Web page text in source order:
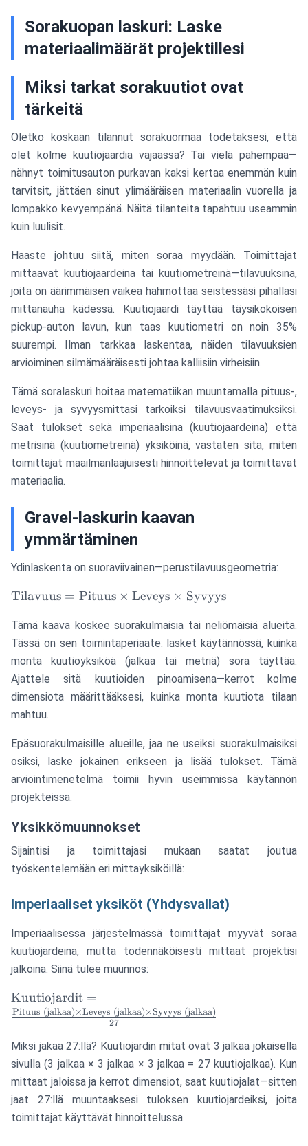
Sorakuopan laskuri: Laske
materiaalimäärät projektillesi
Miksi tarkat sorakuutiot ovat
tärkeitä
Oletko koskaan tilannut sorakuormaa todetaksesi, että
olet kolme kuutiojaardia vajaassa? Tai vielä pahempaa—
nähnyt toimitusauton purkavan kaksi kertaa enemmän kuin
tarvitsit, jättäen sinut ylimääräisen materiaalin vuorella ja
lompakko kevyempänä. Näitä tilanteita tapahtuu useammin
kuin luulisit.
Haaste johtuu siitä, miten soraa myydään. Toimittajat
mittaavat kuutiojaardeina tai kuutiometreinä—tilavuuksina,
joita on äärimmäisen vaikea hahmottaa seistessäsi pihallasi
mittanauha kädessä. Kuutiojaardi täyttää täysikokoisen
pickup-auton lavun, kun taas kuutiometri on noin 35%
suurempi. Ilman tarkkaa laskentaa, näiden tilavuuksien
arvioiminen silmämääräisesti johtaa kalliisiin virheisiin.
Tämä soralaskuri hoitaa matematiikan muuntamalla pituus-,
leveys- ja syvyysmittasi tarkoiksi tilavuusvaatimuksiksi.
Saat tulokset sekä imperiaalisina (kuutiojaardeina) että
metrisinä (kuutiometreinä) yksiköinä, vastaten sitä, miten
toimittajat maailmanlaajuisesti hinnoittelevat ja toimittavat
materiaalia.
Gravel-laskurin kaavan
ymmärtäminen
Ydinlaskenta on suoraviivainen—perustilavuusgeometria:
\text{Tilavuus}
\text{Pituus}
\times
\text{Leveys}
\times
\text{Syvyys}
Tilavuus = Pituus × Leveys × Syvyys
Tämä kaava koskee suorakulmaisia tai neliömäisiä alueita.
Tässä on sen toimintaperiaate: lasket käytännössä, kuinka
monta kuutioyksiköä (jalkaa tai metriä) sora täyttää.
Ajattele sitä kuutioiden pinoamisena—kerrot kolme
dimensiota määrittääksesi, kuinka monta kuutiota tilaan
mahtuu.
Epäsuorakulmaisille alueille, jaa ne useiksi suorakulmaisiksi
osiksi, laske jokainen erikseen ja lisää tulokset. Tämä
arviointimenetelmä toimii hyvin useimmissa käytännön
projekteissa.
Yksikkömuunnokset
Sijaintisi ja toimittajasi mukaan saatat joutua
työskentelemään eri mittayksiköillä:
Imperiaaliset yksiköt (Yhdysvallat)
Imperiaalisessa järjestelmässä toimittajat myyvät soraa
kuutiojardeina, mutta todennäköisesti mittaat projektisi
jalkoina. Siinä tulee muunnos:
\text{Kuutiojardit}
=
\frac{\text{Pituus
(jalkaa)} \times
\text{Leveys
(jalkaa)} \times
\text{Syvyys
(jalkaa)}}{27}
Kuutiojardit =
27
Pituus (jalkaa)×Leveys (jalkaa)×Syvyys (jalkaa)
Miksi jakaa 27:llä? Kuutiojardin mitat ovat 3 jalkaa jokaisella
sivulla (3 jalkaa × 3 jalkaa × 3 jalkaa = 27 kuutiojalkaa). Kun
mittaat jaloissa ja kerrot dimensiot, saat kuutiojalat—sitten
jaat 27:llä muuntaaksesi tuloksen kuutiojardeiksi, joita
toimittajat käyttävät hinnoittelussa.